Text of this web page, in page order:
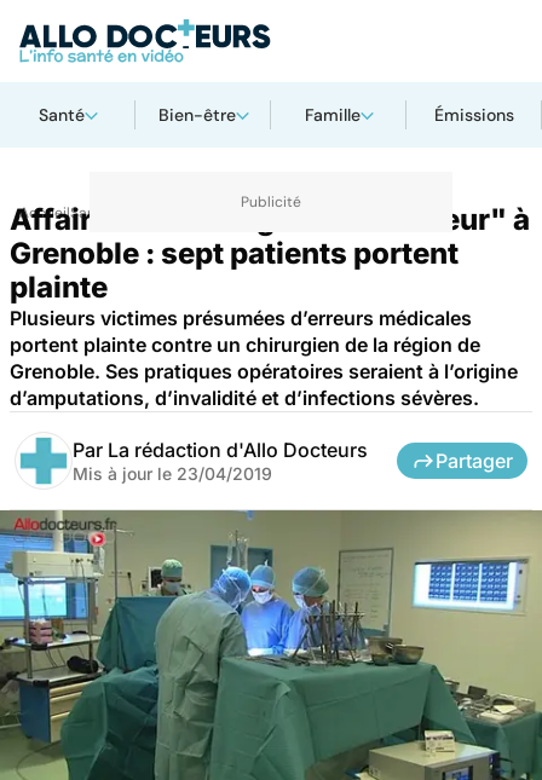
Santé Bien-être Famille Émissions
AccueilSanté
Affaire du "chirurgien de l’horreur" à
Grenoble : sept patients portent
plainte
Plusieurs victimes présumées d’erreurs médicales
portent plainte contre un chirurgien de la région de
Grenoble. Ses pratiques opératoires seraient à l’origine
d’amputations, d’invalidité et d’infections sévères.
Par La rédaction d'Allo Docteurs
Mis à jour le 23/04/2019
Partager